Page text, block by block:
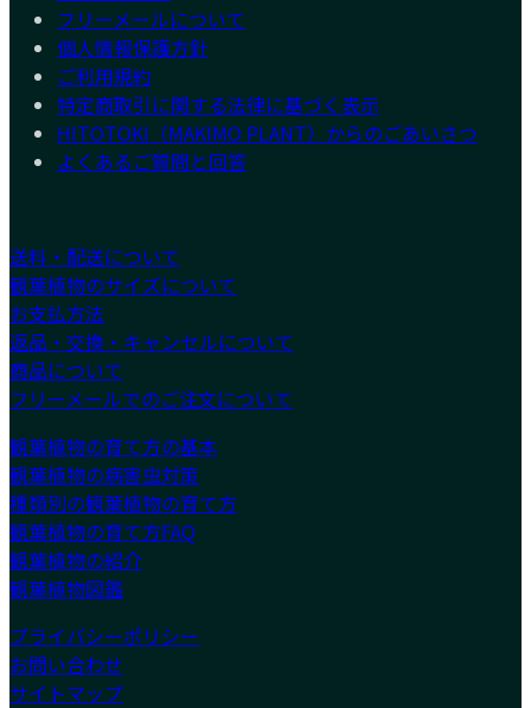
フリーメールについて
個人情報保護方針
ご利用規約
特定商取引に関する法律に基づく表示
HITOTOKI（MAKIMO PLANT）からのごあいさつ
よくあるご質問と回答
送料・配送について
観葉植物のサイズについて
お支払方法
返品・交換・キャンセルについて
商品について
フリーメールでのご注文について
観葉植物の育て方の基本
観葉植物の病害虫対策
種類別の観葉植物の育て方
観葉植物の育て方FAQ
観葉植物の紹介
観葉植物図鑑
プライバシーポリシー
お問い合わせ
サイトマップ